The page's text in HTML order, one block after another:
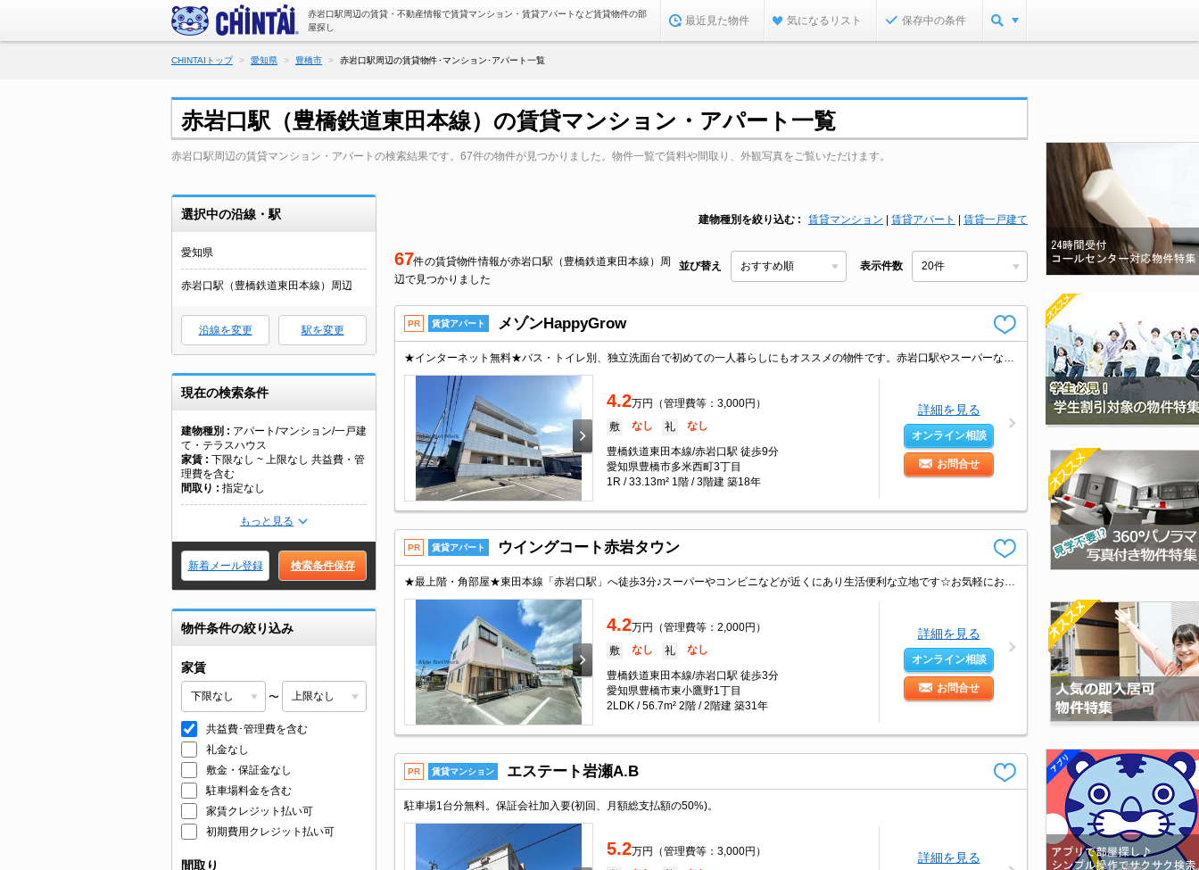
赤岩口駅周辺の賃貸・不動産情報で賃貸マンション・賃貸アパートなど賃貸物件の部
屋探し
最近見た物件 気になるリスト 保存中の条件
CHINTAIトップ 愛知県 豊橋市 赤岩口駅周辺の賃貸物件･マンション･アパート一覧
赤岩口駅（豊橋鉄道東田本線）の賃貸マンション・アパート一覧
赤岩口駅周辺の賃貸マンション・アパートの検索結果です。67件の物件が見つかりました。物件一覧で賃料や間取り、外観写真をご覧いただけます。
選択中の沿線・駅
愛知県
赤岩口駅（豊橋鉄道東田本線）周辺
沿線を変更 駅を変更
現在の検索条件
建物種別
アパート/マンション/一戸建
て・テラスハウス
家賃
下限なし ~ 上限なし 共益費・管
理費を含む
間取り
指定なし
もっと見る
新着メール登録 検索条件保存
物件条件の絞り込み
家賃
〜
共益費･管理費を含む
礼金なし
敷金・保証金なし
駐車場料金を含む
家賃クレジット払い可
初期費用クレジット払い可
間取り
建物種別を絞り込む 賃貸マンション 賃貸アパート 賃貸一戸建て
67件の賃貸物件情報が赤岩口駅（豊橋鉄道東田本線）周
辺で見つかりました
並び替え 表示件数
PR 賃貸アパート メゾンHappyGrow
4.2万円（管理費等：3,000円）
敷 なし 礼 なし
豊橋鉄道東田本線/赤岩口駅 徒歩9分
愛知県豊橋市多米西町3丁目
1R / 33.13m² 1階 / 3階建 築18年
詳細を見る
オンライン相談
お問合せ
PR 賃貸アパート ウイングコート赤岩タウン
4.2万円（管理費等：2,000円）
敷 なし 礼 なし
豊橋鉄道東田本線/赤岩口駅 徒歩3分
愛知県豊橋市東小鷹野1丁目
2LDK / 56.7m² 2階 / 2階建 築31年
詳細を見る
オンライン相談
お問合せ
PR 賃貸マンション エステート岩瀬A.B
駐車場1台分無料。保証会社加入要(初回、月額総支払額の50%)。
5.2万円（管理費等：3,000円） 詳細を見る